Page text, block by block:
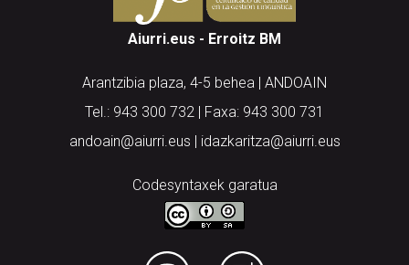
Aiurri.eus - Erroitz BM
Arantzibia plaza, 4-5 behea | ANDOAIN
Tel.: 943 300 732 | Faxa: 943 300 731
andoain@aiurri.eus | idazkaritza@aiurri.eus
Codesyntaxek garatua